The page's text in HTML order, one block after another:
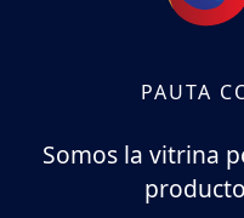
PAUTA
Somos la vitrina